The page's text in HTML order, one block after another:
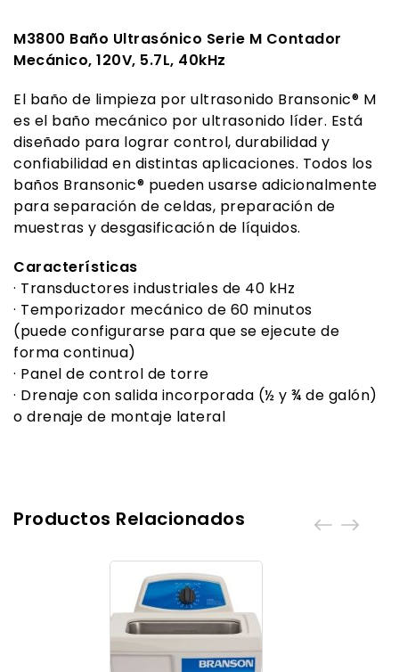
M3800 Baño Ultrasónico Serie M Contador
Mecánico, 120V, 5.7L, 40kHz
El baño de limpieza por ultrasonido Bransonic® M
es el baño mecánico por ultrasonido líder. Está
diseñado para lograr control, durabilidad y
confiabilidad en distintas aplicaciones. Todos los
baños Bransonic® pueden usarse adicionalmente
para separación de celdas, preparación de
muestras y desgasificación de líquidos.
Características
· Transductores industriales de 40 kHz
· Temporizador mecánico de 60 minutos
(puede configurarse para que se ejecute de
forma continua)
· Panel de control de torre
· Drenaje con salida incorporada (½ y ¾ de galón)
o drenaje de montaje lateral
Productos Relacionados